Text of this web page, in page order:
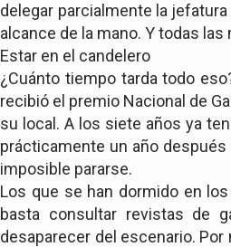
delegar parcialmente la
alcance de la mano. Y todas
Estar en el candelero
¿Cuánto tiempo tarda todo
recibió el premio Nacional de
su local. A los siete años ya
prácticamente un año
imposible pararse.
Los que se han dormido en
basta consultar revistas de
desaparecer del escenario.